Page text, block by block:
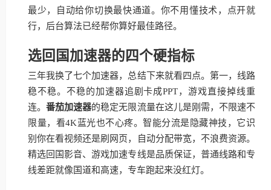
最少，自动给你切换最快通道。你不用懂技术，点开就
行，后台算法已经帮你算好最佳路径。
选回国加速器的四个硬指标
三年我换了七个加速器，总结下来就看四点。第一，线路
稳不稳。不稳的加速器追剧卡成PPT，游戏直接掉线重
连。番茄加速器的稳定无限流量在这儿是刚需，不限速不
限量，看4K蓝光也不心疼。智能分流是隐藏神技，它识
别你在看视频还是刷网页，自动分配带宽，不浪费资源。
精选回国影音、游戏加速专线是品质保证，普通线路和专
线差距就像国道和高速，专车跑起来没红灯。